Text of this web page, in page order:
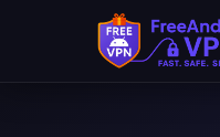
Passer au contenu principal